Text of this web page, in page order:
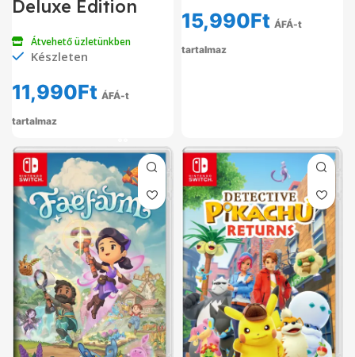
Deluxe Edition
Átvehető üzletünkben
Készleten
11,990Ft ÁFÁ-t
tartalmaz
15,990Ft ÁFÁ-t
tartalmaz